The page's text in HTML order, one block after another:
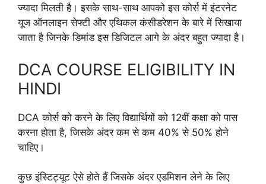
ज्यादा मिलती है। इसके साथ-साथ आपको इस कोर्स में इंटरनेट
यूज ऑनलाइन सेफ्टी और एथिकल कंसीडरेशन के बारे में सिखाया
जाता है जिनके डिमांड इस डिजिटल आगे के अंदर बहुत ज्यादा है।
DCA COURSE ELIGIBILITY IN
HINDI
DCA कोर्स को करने के लिए विद्यार्थियों को 12वीं कक्षा को पास
करना होता है, जिसके अंदर कम से कम 40% से 50% होने
चाहिए।
कुछ इंस्टिट्यूट ऐसे होते हैं जिसके अंदर एडमिशन लेने के लिए